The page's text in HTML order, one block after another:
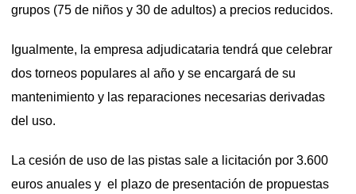
grupos (75 de niños y 30 de adultos) a precios reducidos.
Igualmente, la empresa adjudicataria tendrá que celebrar
dos torneos populares al año y se encargará de su
mantenimiento y las reparaciones necesarias derivadas
del uso.
La cesión de uso de las pistas sale a licitación por 3.600
euros anuales y el plazo de presentación de propuestas